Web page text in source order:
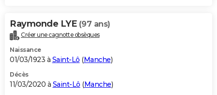
Raymonde LYE (97 ans)
Créer une cagnotte obsèques
Naissance
01/03/1923 à Saint-Lô (Manche)
Décès
11/03/2020 à Saint-Lô (Manche)